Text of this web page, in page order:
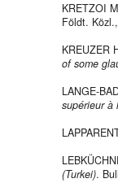
KRETZOI
Földt.
KREUZER
of some
LANGE-
supérieur à
(Turkei).